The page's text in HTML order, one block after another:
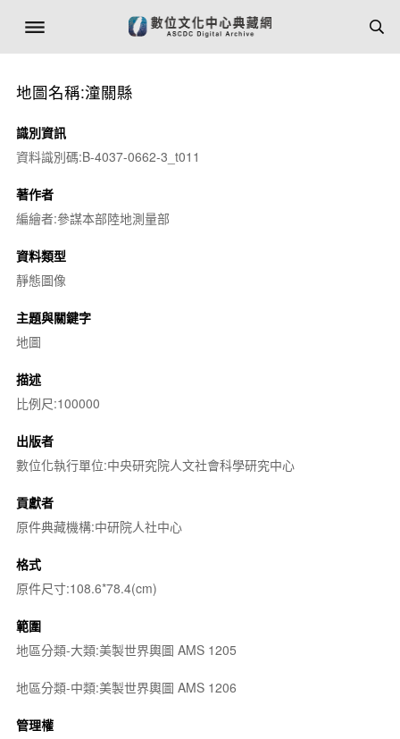
地圖名稱:潼關縣
識別資訊
資料識別碼:B-4037-0662-3_t011
著作者
編繪者:參謀本部陸地測量部
資料類型
靜態圖像
主題與關鍵字
地圖
描述
比例尺:100000
出版者
數位化執行單位:中央研究院人文社會科學研究中心
貢獻者
原件典藏機構:中研院人社中心
格式
原件尺寸:108.6*78.4(cm)
範圍
地區分類-大類:美製世界輿圖 AMS 1205
地區分類-中類:美製世界輿圖 AMS 1206
管理權